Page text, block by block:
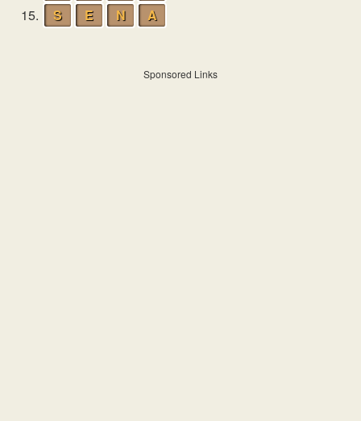
15.
S E N A
Sponsored Links